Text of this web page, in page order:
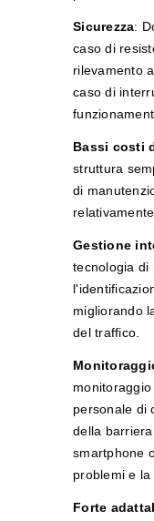
Sicurezza:
caso di
rilevamento
caso di
Bassi costi
struttura
di
Gestione
tecnologia di
migliorando
del traffico.
personale di
della
smartphone
problemi e la
Forte